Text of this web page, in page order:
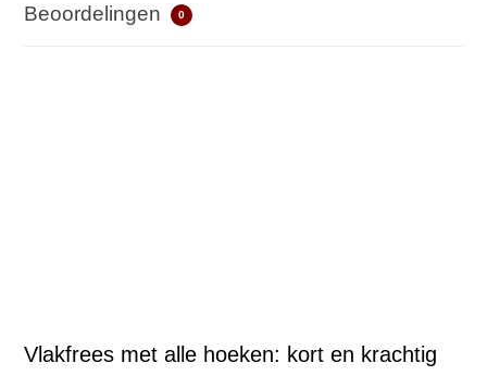
Beoordelingen 0
Vlakfrees met alle hoeken: kort en krachtig